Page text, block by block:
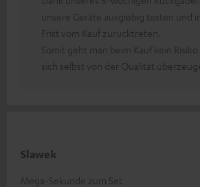
unsere Geräte ausgiebig testen und
Frist vom Kauf zurücktreten.
Somit geht man beim Kauf kein
sich selbst von der Qualität
Slawek
Mega-Sekunde zum Set